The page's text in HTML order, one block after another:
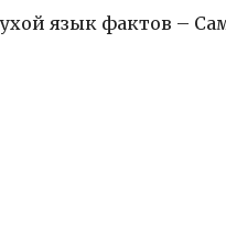
язык фактов –